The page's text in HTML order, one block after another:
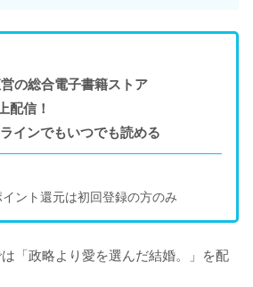
の総合電子書籍ストア
配信！
インでもいつでも読める
ント還元は初回登録の方のみ
「政略より愛を選んだ結婚。」を配